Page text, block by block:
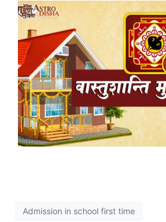
Admission in school first time